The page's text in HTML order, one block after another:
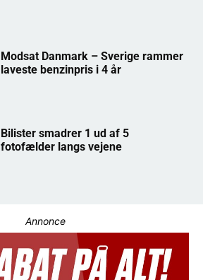
Modsat Danmark – Sverige rammer
laveste benzinpris i 4 år
Bilister smadrer 1 ud af 5
fotofælder langs vejene
Annonce